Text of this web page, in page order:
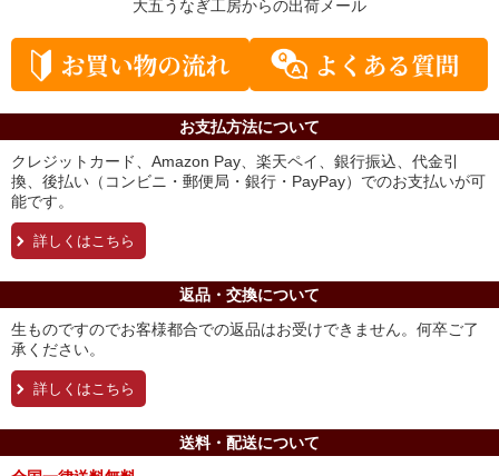
大五うなぎ工房からの出荷メール
お支払方法について
クレジットカード、Amazon Pay、楽天ペイ、銀行振込、代金引
換、後払い（コンビニ・郵便局・銀行・PayPay）でのお支払いが可
能です。
詳しくはこちら
返品・交換について
生ものですのでお客様都合での返品はお受けできません。何卒ご了
承ください。
詳しくはこちら
送料・配送について